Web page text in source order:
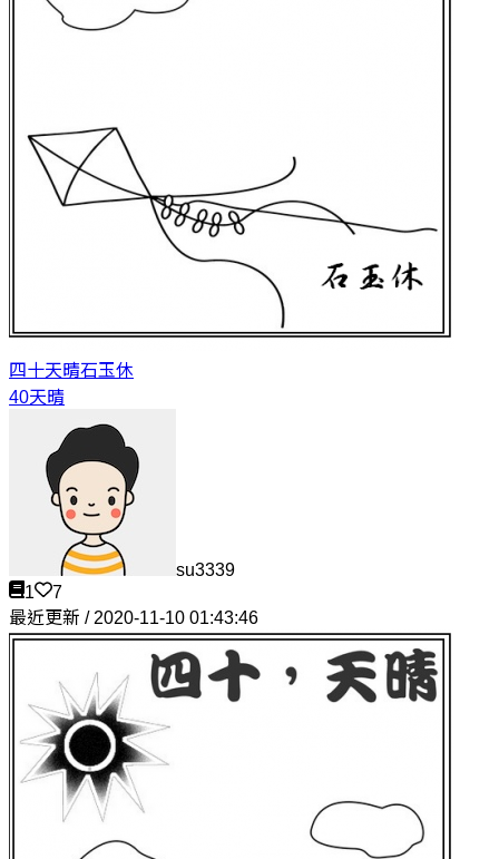
四十天晴石玉休
40天晴
su3339
1
7
最近更新 / 2020-11-10 01:43:46